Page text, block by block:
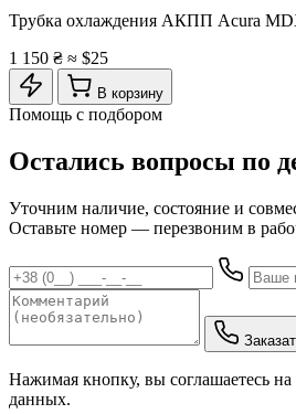
Трубка охлаждения АКПП Acura
1 150 ₴ ≈ $25
В корзину
Помощь с подбором
Остались вопросы по
Уточним наличие, состояние и
Оставьте номер — перезвоним в
Нажимая кнопку, вы соглашаетесь
данных.